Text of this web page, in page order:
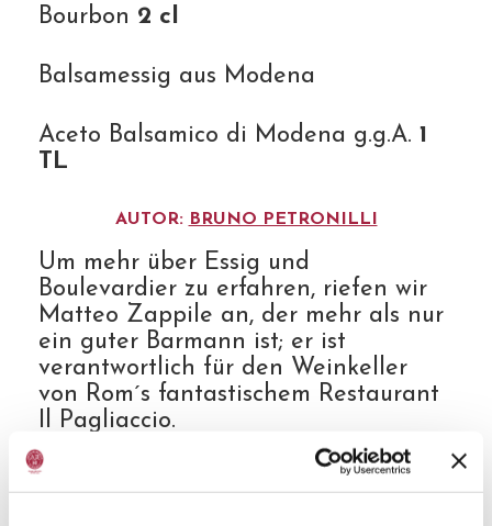
Bourbon 2 cl
Balsamessig aus Modena
Aceto Balsamico di Modena g.g.A. 1
TL
AUTOR: BRUNO PETRONILLI
Um mehr über Essig und
Boulevardier zu erfahren, riefen wir
Matteo Zappile an, der mehr als nur
ein guter Barmann ist; er ist
verantwortlich für den Weinkeller
von Rom´s fantastischem Restaurant
Il Pagliaccio.
„Ich glaube, dass der Aceto Balsamico